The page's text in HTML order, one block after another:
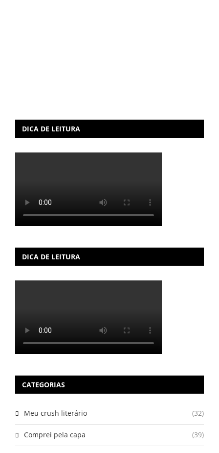
DICA DE LEITURA
DICA DE LEITURA
CATEGORIAS
Meu crush literário (32)
Comprei pela capa (39)